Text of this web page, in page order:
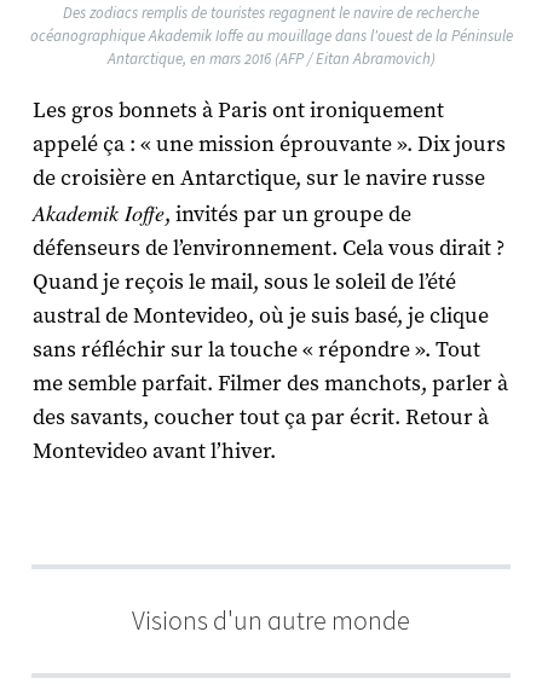
Des zodiacs remplis de touristes regagnent le navire de recherche
océanographique Akademik Ioffe au mouillage dans l'ouest de la Péninsule
Antarctique, en mars 2016 (AFP / Eitan Abramovich)
Les gros bonnets à Paris ont ironiquement
appelé ça : « une mission éprouvante ». Dix jours
de croisière en Antarctique, sur le navire russe
Akademik Ioffe, invités par un groupe de
défenseurs de l’environnement. Cela vous dirait ?
Quand je reçois le mail, sous le soleil de l’été
austral de Montevideo, où je suis basé, je clique
sans réfléchir sur la touche « répondre ». Tout
me semble parfait. Filmer des manchots, parler à
des savants, coucher tout ça par écrit. Retour à
Montevideo avant l’hiver.
Visions d'un autre monde